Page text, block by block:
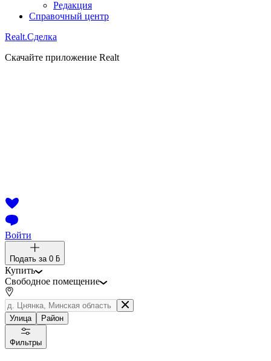
Редакция
Справочный центр
Realt.Сделка
Скачайте приложение Realt
Войти
Подать за 0 ƃ
Купить
Свободное помещение
Улица Район
Фильтры